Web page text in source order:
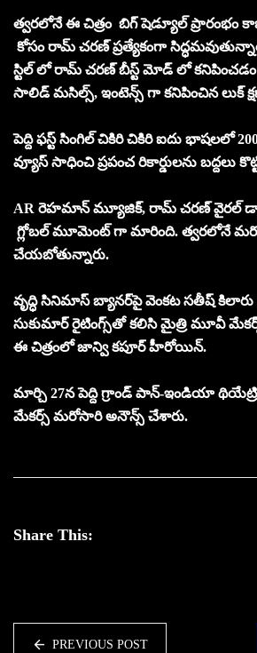
త్వరలోనే ఈ చిత్రం బిగ్ షెడ్యూల్ ప్రారంభం
కోసం రామ్ చరణ్ ప్రత్యేకంగా
స్టిల్ లో రామ్ చరణ్ బీస్ట్ మోడ్ లో
సాలిడ్ మసిల్స్, ఇంటెన్స్ గా కనిపించిన లుక్
పెద్ది ఫస్ట్ సింగిల్ చికిరి చికిరి ఐదు భాషలలో
వ్యూస్ సాధించి ప్రపంచ రికార్డులను బద్దలు
AR రెహమాన్ మ్యూజిక్, రామ్ చరణ్ వైరల్
గ్లోబల్ మూమెంట్ గా మారింది. త్వరలోనే
చేయబోతున్నారు.
వృద్ధి సినిమాస్ బ్యానర్‌పై వెంకట సతీష్ కిలారు
సుకుమార్ రైటింగ్స్‌తో కలిసి మైత్రి మూవీ
ఈ చిత్రంలో జాన్వి కపూర్ హీరోయిన్.
మార్చి 27న పెద్ది గ్రాండ్ పాన్-ఇండియా
మేకర్స్ మరోసారి అనౌన్స్ చేశారు.
Share This:
PREVIOUS POST